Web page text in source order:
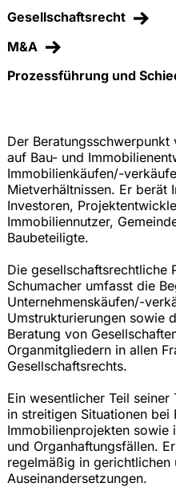
Der
auf Bau- und
Immobilienkäufen/-
Mietverhältnissen. Er berät
Investoren,
Immobiliennutzer,
Baubeteiligte.
Die gesellschaftsrechtliche
Schumacher umfasst die
Unternehmenskäufen/-
Umstrukturierungen sowie
Beratung von
Organmitgliedern in allen
Gesellschaftsrechts.
Ein wesentlicher Teil
in streitigen Situationen bei
Immobilienprojekten sowie
und Organhaftungsfällen.
regelmäßig in
Auseinandersetzungen.
Gesellschaftsrecht
M&A
Prozessführung und